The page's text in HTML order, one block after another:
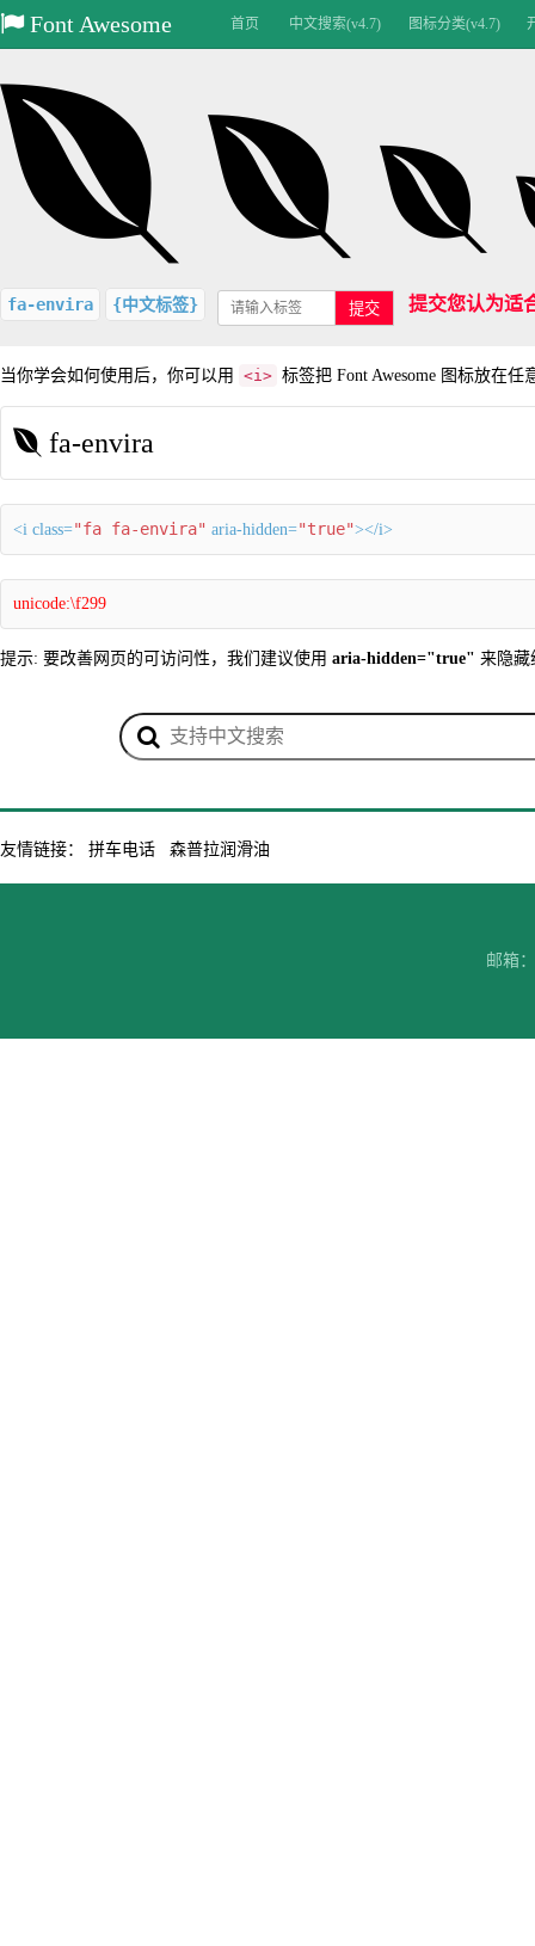
Font Awesome 首页 中文搜索(v4.7) 图标分类(v4.7)
fa-envira {中文标签} 提交 提交您认为适
当你学会如何使用后，你可以用 <i> 标签把 Font Awesome 图标放在任
fa-envira
<i class="fa fa-envira" aria-hidden="true"></i>
unicode:\f299
提示: 要改善网页的可访问性，我们建议使用 aria-hidden="true" 来隐藏
友情链接： 拼车电话 森普拉润滑油
邮箱